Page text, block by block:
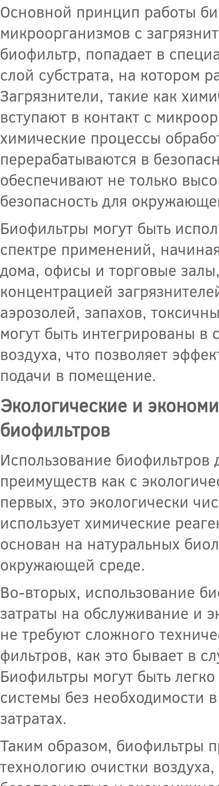
Основной принцип работы
микроорганизмов с
биофильтр, попадает в
слой субстрата, на котором
Загрязнители, такие как
вступают в контакт с
химические процессы
перерабатываются в
обеспечивают не только
безопасность для
Биофильтры могут быть
спектре применений,
дома, офисы и торговые
концентрацией
аэрозолей, запахов,
могут быть интегрированы
воздуха, что позволяет
подачи в помещение.
Экологические и
биофильтров
Использование биофильтров
преимуществ как с
первых, это экологически
использует химические
основан на натуральных
окружающей среде.
Во-вторых, использование
затраты на обслуживание и
не требуют сложного
фильтров, как это бывает в
Биофильтры могут быть
системы без необходимости
затратах.
Таким образом, биофильтры
технологию очистки